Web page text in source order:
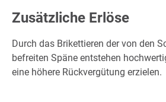
Zusätzliche Erlöse
Durch das Brikettieren der von den
befreiten Späne entstehen
eine höhere Rückvergütung erzielen.